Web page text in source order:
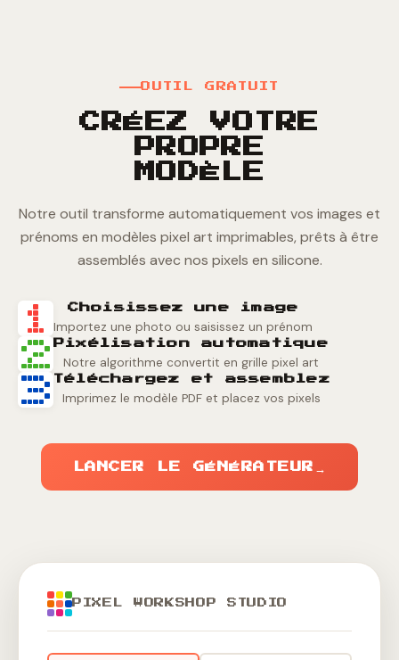
PIXEL WORKSHOP STUDIO
OUTIL GRATUIT
CRÉEZ VOTRE
PROPRE
MODÈLE
Notre outil transforme automatiquement vos images et
prénoms en modèles pixel art imprimables, prêts à être
assemblés avec nos pixels en silicone.
Choisissez une image
Importez une photo ou saisissez un prénom
Pixélisation automatique
Notre algorithme convertit en grille pixel art
Téléchargez et assemblez
Imprimez le modèle PDF et placez vos pixels
LANCER LE GÉNÉRATEUR →